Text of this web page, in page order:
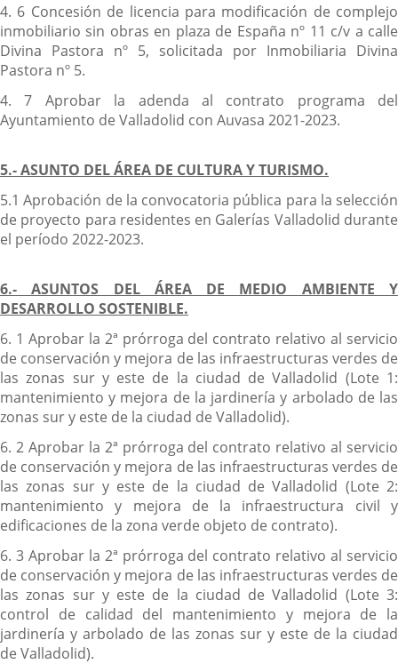
4. 6 Concesión de licencia para modificación de complejo
inmobiliario sin obras en plaza de España nº 11 c/v a calle
Divina Pastora nº 5, solicitada por Inmobiliaria Divina
Pastora nº 5.
4. 7 Aprobar la adenda al contrato programa del
Ayuntamiento de Valladolid con Auvasa 2021-2023.
5.- ASUNTO DEL ÁREA DE CULTURA Y TURISMO.
5.1 Aprobación de la convocatoria pública para la selección
de proyecto para residentes en Galerías Valladolid durante
el período 2022-2023.
6.- ASUNTOS DEL ÁREA DE MEDIO AMBIENTE Y
DESARROLLO SOSTENIBLE.
6. 1 Aprobar la 2ª prórroga del contrato relativo al servicio
de conservación y mejora de las infraestructuras verdes de
las zonas sur y este de la ciudad de Valladolid (Lote 1:
mantenimiento y mejora de la jardinería y arbolado de las
zonas sur y este de la ciudad de Valladolid).
6. 2 Aprobar la 2ª prórroga del contrato relativo al servicio
de conservación y mejora de las infraestructuras verdes de
las zonas sur y este de la ciudad de Valladolid (Lote 2:
mantenimiento y mejora de la infraestructura civil y
edificaciones de la zona verde objeto de contrato).
6. 3 Aprobar la 2ª prórroga del contrato relativo al servicio
de conservación y mejora de las infraestructuras verdes de
las zonas sur y este de la ciudad de Valladolid (Lote 3:
control de calidad del mantenimiento y mejora de la
jardinería y arbolado de las zonas sur y este de la ciudad
de Valladolid).